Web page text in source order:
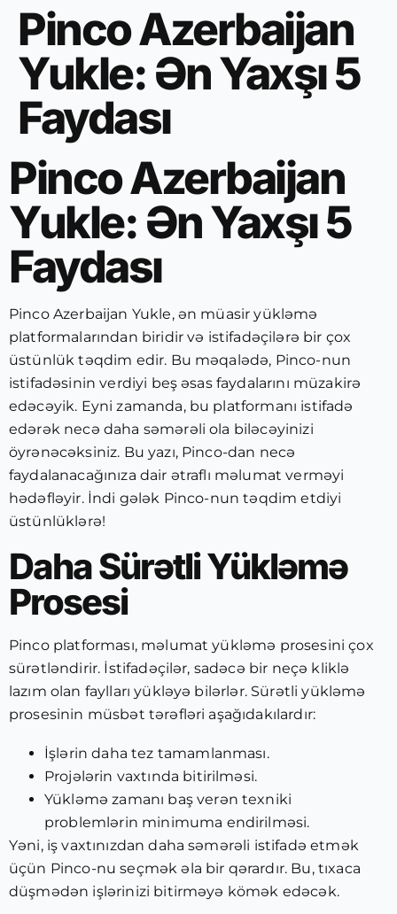
Pinco Azerbaijan
Yukle: Ən Yaxşı 5
Faydası
Pinco Azerbaijan
Yukle: Ən Yaxşı 5
Faydası
Pinco Azerbaijan Yukle, ən müasir yükləmə
platformalarından biridir və istifadəçilərə bir çox
üstünlük təqdim edir. Bu məqalədə, Pinco-nun
istifadəsinin verdiyi beş əsas faydalarını müzakirə
edəcəyik. Eyni zamanda, bu platformanı istifadə
edərək necə daha səmərəli ola biləcəyinizi
öyrənəcəksiniz. Bu yazı, Pinco-dan necə
faydalanacağınıza dair ətraflı məlumat verməyi
hədəfləyir. İndi gələk Pinco-nun təqdim etdiyi
üstünlüklərə!
Daha Sürətli Yükləmə
Prosesi
Pinco platforması, məlumat yükləmə prosesini çox
sürətləndirir. İstifadəçilər, sadəcə bir neçə kliklə
lazım olan faylları yükləyə bilərlər. Sürətli yükləmə
prosesinin müsbət tərəfləri aşağıdakılardır:
İşlərin daha tez tamamlanması.
Projələrin vaxtında bitirilməsi.
Yükləmə zamanı baş verən texniki
problemlərin minimuma endirilməsi.
Yəni, iş vaxtınızdan daha səmərəli istifadə etmək
üçün Pinco-nu seçmək əla bir qərardır. Bu, tıxaca
düşmədən işlərinizi bitirməyə kömək edəcək.